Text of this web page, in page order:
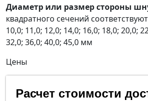
Диаметр или размер стороны
квадратного сечений
10,0; 11,0; 12,0; 14,0; 16,0; 18,0; 20,0;
32,0; 36,0; 40,0; 45,0 мм
Цены
Расчет стоимости